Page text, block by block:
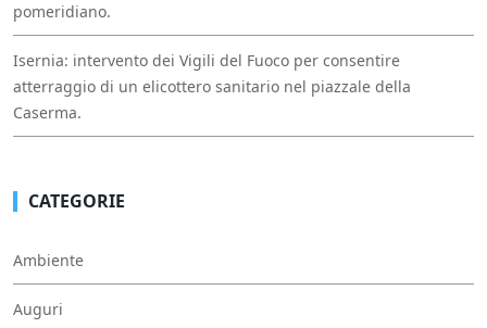
pomeridiano.
Isernia: intervento dei Vigili del Fuoco per consentire
atterraggio di un elicottero sanitario nel piazzale della
Caserma.
CATEGORIE
Ambiente
Auguri